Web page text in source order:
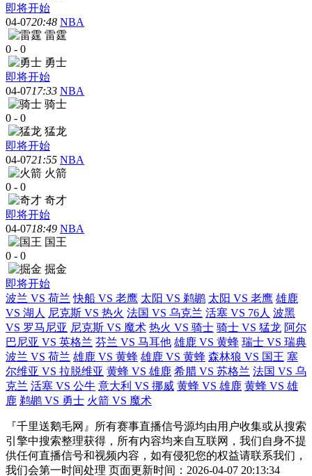
即将开始
04-0720:48 NBA
雷霆
0 - 0
勇士
即将开始
04-0717:33 NBA
骑士
0 - 0
猛龙
即将开始
04-0721:55 NBA
火箭
0 - 0
奇才
即将开始
04-0718:49 NBA
国王
0 - 0
掘金
即将开始
波兰 VS 荷兰 快船 VS 老鹰 太阳 VS 鹈鹕 太阳 VS 老鹰 雄鹿
VS 湖人 尼克斯 VS 热火 法国 VS 乌克兰 活塞 VS 76人 波黑
VS 罗马尼亚 尼克斯 VS 魔术 热火 VS 骑士 骑士 VS 猛龙 阿尔
巴尼亚 VS 英格兰 芬兰 VS 马耳他 雄鹿 VS 黄蜂 瑞士 VS 瑞典
波兰 VS 荷兰 雄鹿 VS 黄蜂 雄鹿 VS 黄蜂 森林狼 VS 国王 塞
尔维亚 VS 拉脱维亚 黄蜂 VS 雄鹿 希腊 VS 苏格兰 法国 VS 乌
克兰 活塞 VS 公牛 意大利 VS 挪威 黄蜂 VS 雄鹿 黄蜂 VS 雄
鹿 鹈鹕 VS 勇士 火箭 VS 魔术
『千里送鹅毛网』所有赛事直播信号源均由用户收集或从搜索
引擎中搜索整理获得，所有内容均来自互联网，我们自身不提
供任何直播信号和视频内容，如有侵犯您的权益请联系我们，
我们会第一时间处理 页面更新时间：2026-04-07 20:13:34